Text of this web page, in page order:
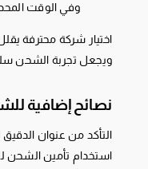
وفي الوقت
اختيار شركة محترفة
ويجعل تجربة الشحن
نصائح إضافية
التأكد من عنوان
استخدام تأمين الشحن